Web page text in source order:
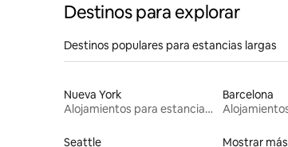
Destinos para explorar
Destinos populares para estancias largas
Nueva York
Alojamientos para estancias largas
Barcelona
Seattle Mostrar más